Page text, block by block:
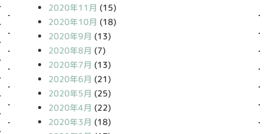
2020年11月 (15)
2020年10月 (18)
2020年9月 (13)
2020年8月 (7)
2020年7月 (13)
2020年6月 (21)
2020年5月 (25)
2020年4月 (22)
2020年3月 (18)